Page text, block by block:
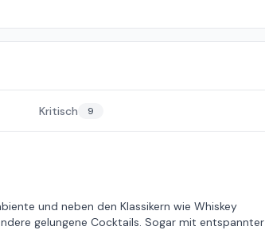
Kritisch 9
und neben den Klassikern wie Whiskey
gelungene Cocktails. Sogar mit entspannter